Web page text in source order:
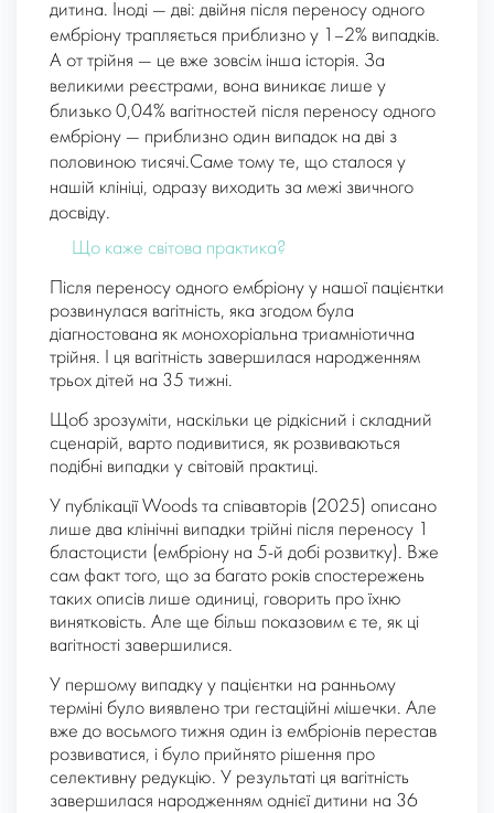
дитина. Іноді — дві: двійня після переносу одного
ембріону трапляється приблизно у 1–2% випадків.
А от трійня — це вже зовсім інша історія. За
великими реєстрами, вона виникає лише у
близько 0,04% вагітностей після переносу одного
ембріону — приблизно один випадок на дві з
половиною тисячі.Саме тому те, що сталося у
нашій клініці, одразу виходить за межі звичного
досвіду.
Що каже світова практика?
Після переносу одного ембріону у нашої пацієнтки
розвинулася вагітність, яка згодом була
діагностована як монохоріальна триамніотична
трійня. І ця вагітність завершилася народженням
трьох дітей на 35 тижні.
Щоб зрозуміти, наскільки це рідкісний і складний
сценарій, варто подивитися, як розвиваються
подібні випадки у світовій практиці.
У публікації Woods та співавторів (2025) описано
лише два клінічні випадки трійні після переносу 1
бластоцисти (ембріону на 5-й добі розвитку). Вже
сам факт того, що за багато років спостережень
таких описів лише одиниці, говорить про їхню
винятковість. Але ще більш показовим є те, як ці
вагітності завершилися.
У першому випадку у пацієнтки на ранньому
терміні було виявлено три гестаційні мішечки. Але
вже до восьмого тижня один із ембріонів перестав
розвиватися, і було прийнято рішення про
селективну редукцію. У результаті ця вагітність
завершилася народженням однієї дитини на 36